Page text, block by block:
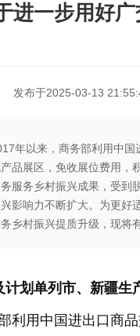
进一步用好
发布于2025-03-13
年以来，商务部利用中
品展区，免收展位费用，
服务乡村振兴成果，受到
影响力不断扩大。为更好
乡村振兴提质升级，现将
划单列市、新疆
用中国进出口商品